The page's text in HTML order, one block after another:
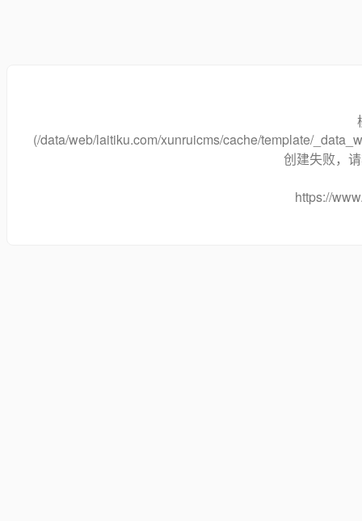
(/data/web/laitiku.com/xunruicms/cache/template/
创建失败，
https://